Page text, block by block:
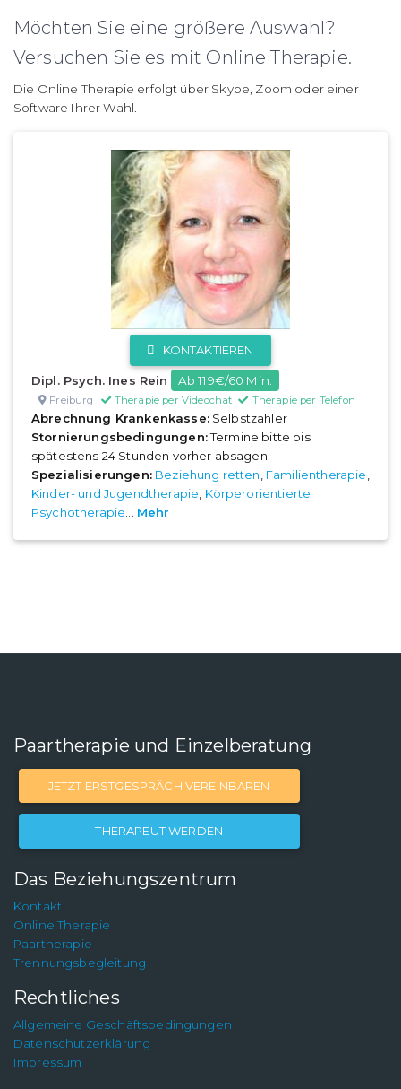
Möchten Sie eine größere Auswahl?
Versuchen Sie es mit Online Therapie.
Die Online Therapie erfolgt über Skype, Zoom oder einer
Software Ihrer Wahl.
KONTAKTIEREN
Dipl. Psych. Ines Rein Ab 119€/60 Min.
Freiburg Therapie per Videochat Therapie per Telefon
Abrechnung Krankenkasse:Selbstzahler
Stornierungsbedingungen:Termine bitte bis
spätestens 24 Stunden vorher absagen
Spezialisierungen: Beziehung retten Familientherapie
Kinder- und Jugendtherapie Körperorientierte
Psychotherapie
Mehr
Paartherapie und Einzelberatung
JETZT ERSTGESPRÄCH VEREINBAREN
THERAPEUT WERDEN
Das Beziehungszentrum
Kontakt
Online Therapie
Paartherapie
Trennungsbegleitung
Rechtliches
Allgemeine Geschäftsbedingungen
Datenschutzerklärung
Impressum